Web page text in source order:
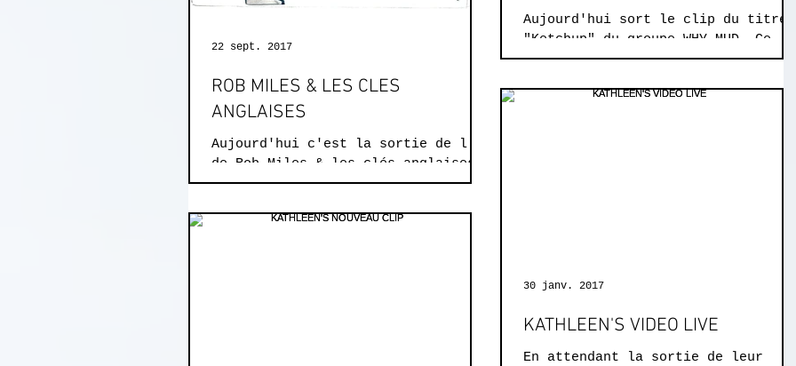
ROB MILES & LES CLES
ANGLAISES
Aujourd'hui c'est la sortie de l'EP
de Rob Miles & les clés anglaises.
Enregistré et mixé par Arthur
22 sept. 2017
Aujourd'hui sort le clip du titre
"Ketchup" du groupe WHY MUD. Ce
titre est issus de leur prochain
Enregistré...
KATHLEEN'S VIDEO LIVE
En attendant la sortie de leur
30 janv. 2017